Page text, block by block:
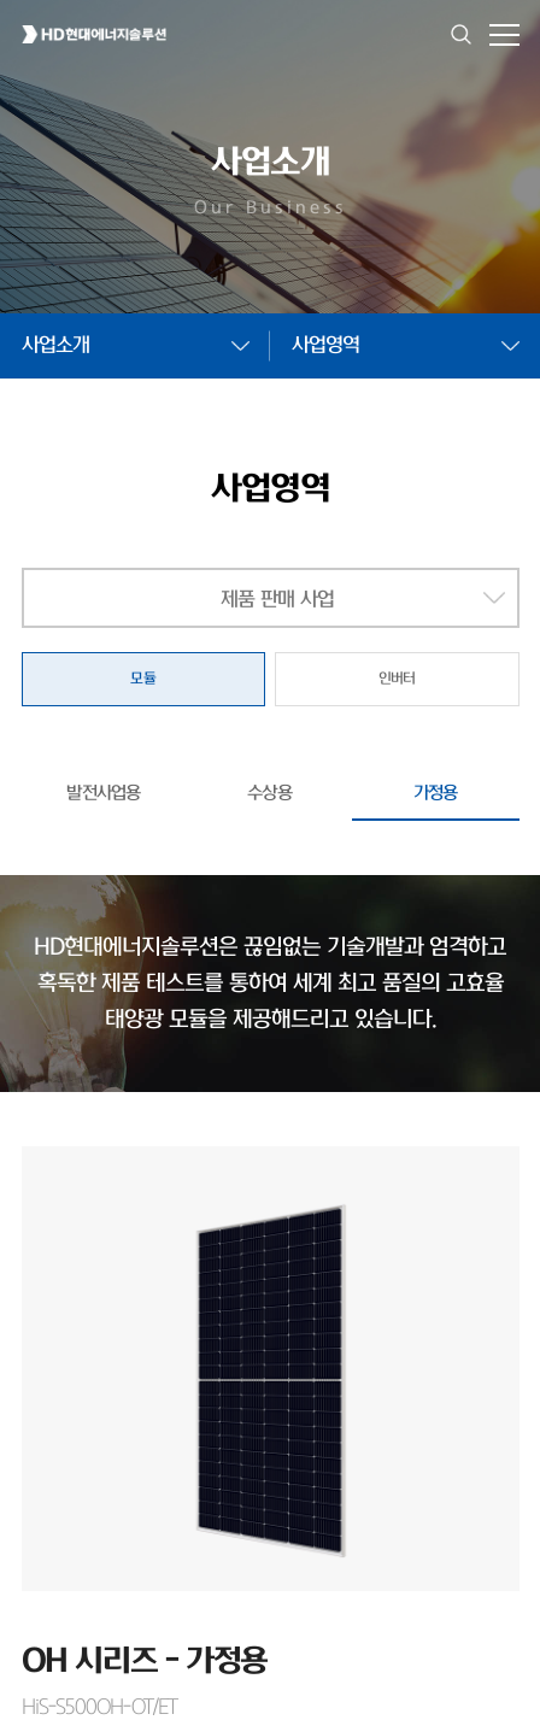
사업소개
Our Business
사업소개 사업영역
사업영역
제품 판매 사업
모듈 인버터
발전사업용 수상용 가정용
HD현대에너지솔루션은 끊임없는 기술개발과 엄격하고
혹독한 제품 테스트를 통하여 세계 최고 품질의 고효율
태양광 모듈을 제공해드리고 있습니다.
OH 시리즈 - 가정용
HiS-S500OH-OT/ET